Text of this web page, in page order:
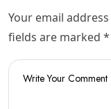
Your email
fields are marked *